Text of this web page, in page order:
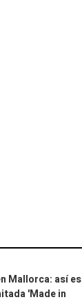
Mallorca: así es
'Made in